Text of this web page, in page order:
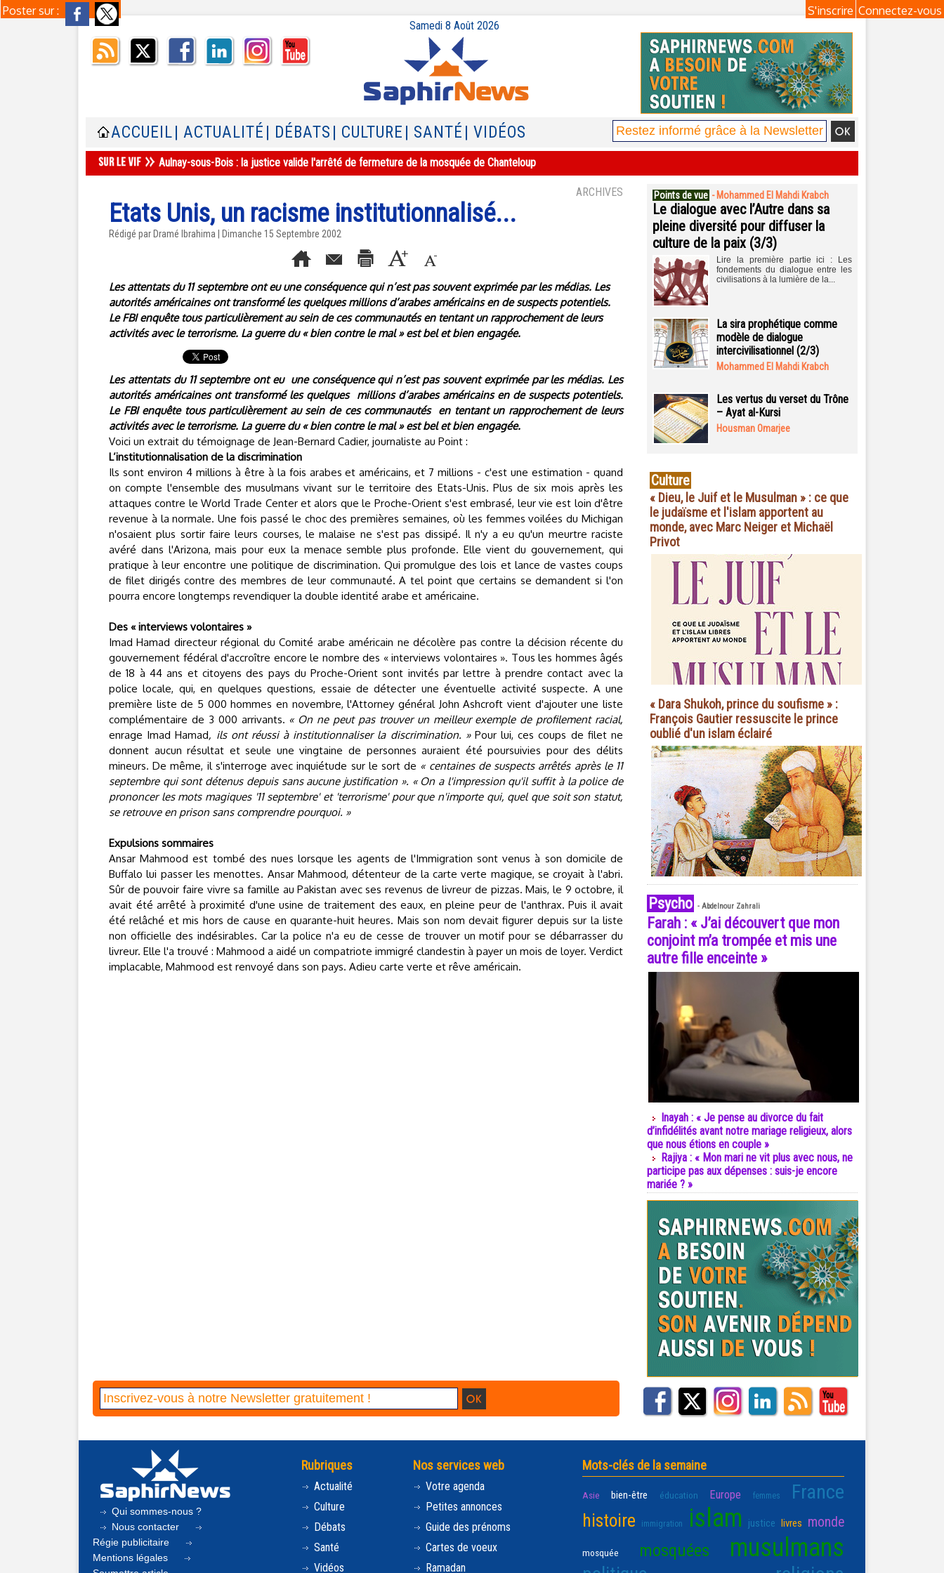
Poster sur : Connectez-vous
S'inscrire
Samedi 8 Août 2026
ACCUEIL | ACTUALITÉ | DÉBATS | CULTURE | SANTÉ | VIDÉOS
Aulnay-sous-Bois : la justice valide l'arrêté de fermeture de la mosquée de Chanteloup
ARCHIVES
Etats Unis, un racisme institutionnalisé...
Rédigé par Dramé Ibrahima | Dimanche 15 Septembre 2002
Les attentats du 11 septembre ont eu une conséquence qui n’est pas souvent exprimée par les médias. Les
autorités américaines ont transformé les quelques millions d’arabes américains en de suspects potentiels.
Le FBI enquête tous particulièrement au sein de ces communautés en tentant un rapprochement de leurs
activités avec le terrorisme. La guerre du « bien contre le mal » est bel et bien engagée.
Les attentats du 11 septembre ont eu une conséquence qui n’est pas souvent exprimée par les médias. Les
autorités américaines ont transformé les quelques
millions d’arabes américains en de suspects potentiels.
Le FBI enquête tous particulièrement au sein de ces communautés
en tentant un rapprochement de leurs
activités avec le terrorisme. La guerre du « bien contre le mal » est bel et bien engagée.
Voici un extrait du témoignage de Jean-Bernard Cadier, journaliste au Point :
L’institutionnalisation de la discrimination
Ils sont environ 4 millions à être à la fois arabes et américains, et 7 millions - c'est une estimation - quand
on compte l'ensemble des musulmans vivant sur le territoire des Etats-Unis. Plus de six mois après les
attaques contre le World Trade Center et alors que le Proche-Orient s'est embrasé, leur vie est loin d'être
revenue à la normale. Une fois passé le choc des premières semaines, où les femmes voilées du Michigan
n'osaient plus sortir faire leurs courses, le malaise ne s'est pas dissipé. Il n'y a eu qu'un meurtre raciste
avéré dans l'Arizona, mais pour eux la menace semble plus profonde. Elle vient du gouvernement, qui
pratique à leur encontre une politique de discrimination. Qui promulgue des lois et lance de vastes coups
de filet dirigés contre des membres de leur communauté. A tel point que certains se demandent si l'on
pourra encore longtemps revendiquer la double identité arabe et américaine.
Des « interviews volontaires »
Imad Hamad directeur régional du Comité arabe américain ne décolère pas contre la décision récente du
gouvernement fédéral d'accroître encore le nombre des « interviews volontaires ». Tous les hommes âgés
de 18 à 44 ans et citoyens des pays du Proche-Orient sont invités par lettre à prendre contact avec la
police locale, qui, en quelques questions, essaie de détecter une éventuelle activité suspecte. A une
première liste de 5 000 hommes en novembre, l'Attorney général John Ashcroft vient d'ajouter une liste
complémentaire de 3 000 arrivants. « On ne peut pas trouver un meilleur exemple de profilement racial,
enrage Imad Hamad, ils ont réussi à institutionnaliser la discrimination. »Pour lui, ces coups de filet ne
donnent aucun résultat et seule une vingtaine de personnes auraient été poursuivies pour des délits
mineurs. De même, il s'interroge avec inquiétude sur le sort de « centaines de suspects arrêtés après le 11
septembre qui sont détenus depuis sans aucune justification ». « On a l'impression qu'il suffit à la police de
prononcer les mots magiques '11 septembre' et 'terrorisme' pour que n'importe qui, quel que soit son statut,
se retrouve en prison sans comprendre pourquoi. »
Expulsions sommaires
Ansar Mahmood est tombé des nues lorsque les agents de l'Immigration sont venus à son domicile de
Buffalo lui passer les menottes. Ansar Mahmood, détenteur de la carte verte magique, se croyait à l'abri.
Sûr de pouvoir faire vivre sa famille au Pakistan avec ses revenus de livreur de pizzas. Mais, le 9 octobre, il
avait été arrêté à proximité d'une usine de traitement des eaux, en pleine peur de l'anthrax. Puis il avait
été relâché et mis hors de cause en quarante-huit heures. Mais son nom devait figurer depuis sur la liste
non officielle des indésirables. Car la police n'a eu de cesse de trouver un motif pour se débarrasser du
livreur. Elle l'a trouvé : Mahmood a aidé un compatriote immigré clandestin à payer un mois de loyer. Verdict
implacable, Mahmood est renvoyé dans son pays. Adieu carte verte et rêve américain.
Points de vue - Mohammed El Mahdi Krabch
Le dialogue avec l’Autre dans sa
pleine diversité pour diffuser la
culture de la paix (3/3)
Lire la première partie ici : Les
fondements du dialogue entre les
civilisations à la lumière de la...
La sira prophétique comme
modèle de dialogue
intercivilisationnel (2/3)
Mohammed El Mahdi Krabch
Les vertus du verset du Trône
– Ayat al-Kursi
Housman Omarjee
Culture
« Dieu, le Juif et le Musulman » : ce que
le judaïsme et l'islam apportent au
monde, avec Marc Neiger et Michaël
Privot
« Dara Shukoh, prince du soufisme » :
François Gautier ressuscite le prince
oublié d'un islam éclairé
Psycho - Abdelnour Zahrali
Farah : « J’ai découvert que mon
conjoint m’a trompée et mis une
autre fille enceinte »
Inayah : « Je pense au divorce du fait
d’infidélités avant notre mariage religieux, alors
que nous étions en couple »
Rajiya : « Mon mari ne vit plus avec nous, ne
participe pas aux dépenses : suis-je encore
mariée ? »
Qui sommes-nous ?
Nous contacter
Régie publicitaire
Mentions légales
Rubriques
Actualité
Culture
Débats
Santé
Vidéos
Nos services web
Votre agenda
Petites annonces
Guide des prénoms
Cartes de voeux
Ramadan
Mots-clés de la semaine
Asie bien-être éducation Europe femmes France
histoire immigration islam justice livres monde
mosquée mosquées musulmans